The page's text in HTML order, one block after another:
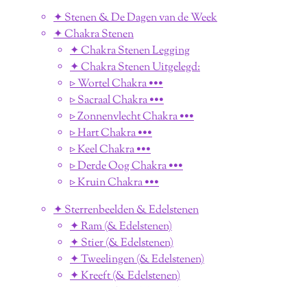
✦ Stenen & De Dagen van de Week
✦ Chakra Stenen
✦ Chakra Stenen Legging
✦ Chakra Stenen Uitgelegd:
▹ Wortel Chakra •••
▹ Sacraal Chakra •••
▹ Zonnenvlecht Chakra •••
▹ Hart Chakra •••
▹ Keel Chakra •••
▹ Derde Oog Chakra •••
▹ Kruin Chakra •••
✦ Sterrenbeelden & Edelstenen
✦ Ram (& Edelstenen)
✦ Stier (& Edelstenen)
✦ Tweelingen (& Edelstenen)
✦ Kreeft (& Edelstenen)